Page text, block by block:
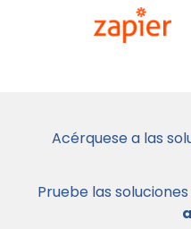
Acérquese a las
Pruebe las